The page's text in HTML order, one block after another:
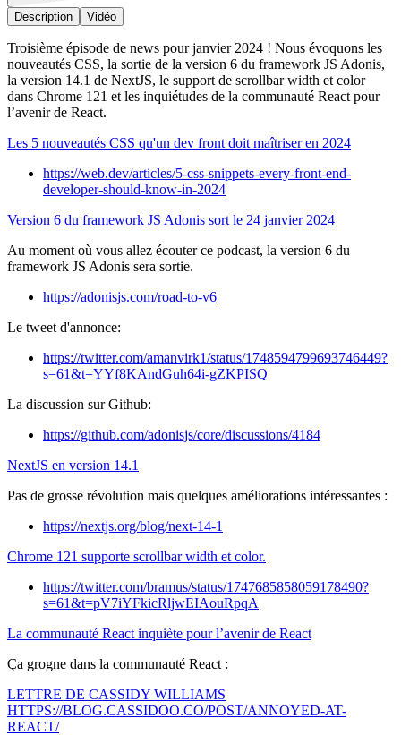
Description Vidéo
Troisième épisode de news pour janvier 2024 ! Nous évoquons les
nouveautés CSS, la sortie de la version 6 du framework JS Adonis,
la version 14.1 de NextJS, le support de scrollbar width et color
dans Chrome 121 et les inquiétudes de la communauté React pour
l’avenir de React.
Les 5 nouveautés CSS qu'un dev front doit maîtriser en 2024
https://web.dev/articles/5-css-snippets-every-front-end-
developer-should-know-in-2024
Version 6 du framework JS Adonis sort le 24 janvier 2024
Au moment où vous allez écouter ce podcast, la version 6 du
framework JS Adonis sera sortie.
https://adonisjs.com/road-to-v6
Le tweet d'annonce:
https://twitter.com/amanvirk1/status/1748594799693746449?
s=61&t=YYf8KAndGuh64i-gZKPISQ
La discussion sur Github:
https://github.com/adonisjs/core/discussions/4184
NextJS en version 14.1
Pas de grosse révolution mais quelques améliorations intéressantes :
https://nextjs.org/blog/next-14-1
Chrome 121 supporte scrollbar width et color.
https://twitter.com/bramus/status/1747685858059178490?
s=61&t=pV7iYFkicRljwEIAouRpqA
La communauté React inquiète pour l’avenir de React
Ça grogne dans la communauté React :
LETTRE DE CASSIDY WILLIAMS
HTTPS://BLOG.CASSIDOO.CO/POST/ANNOYED-AT-
REACT/